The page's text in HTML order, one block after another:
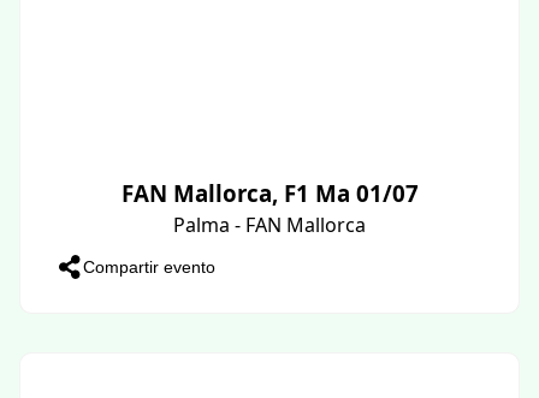
FAN Mallorca, F1 Ma 01/07
Palma - FAN Mallorca
Compartir evento